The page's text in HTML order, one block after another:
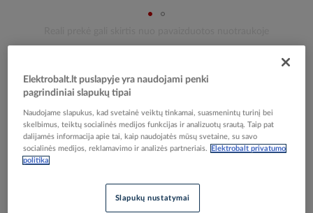
to
beginning
the
images
gallery
baltas RAL9010 GK-E53100RW - OBO
BETTERMANN
Elektrobalt prekės kodas
EAN kodas
4012196419357
Prisijunkite, norėdami pamatyti kainas
Elektrobalt.lt puslapyje yra naudojami penki
pagrindiniai slapukų tipai
Naudojame slapukus, kad svetainė veiktų tinkamai, suasmenintų turinį bei
skelbimus, teiktų socialinės medijos funkcijas ir analizuotų srautą. Taip pat
dalijamės informacija apie tai, kaip naudojatės mūsų svetaine, su savo
socialinės medijos, reklamavimo ir analizės partneriais.
Elektrobalt privatumo
politika
Slapukų nustatymai